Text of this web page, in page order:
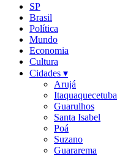
SP
Brasil
Política
Mundo
Economia
Cultura
Cidades ▾
Arujá
Itaquaquecetuba
Guarulhos
Santa Isabel
Poá
Suzano
Guararema